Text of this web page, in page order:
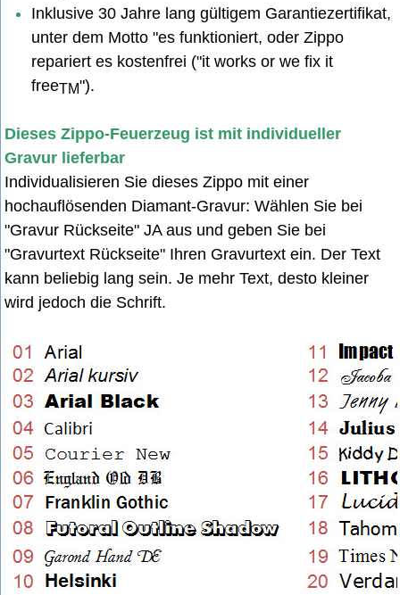
Inklusive 30 Jahre lang gültigem Garantiezertifikat,
unter dem Motto "es funktioniert, oder Zippo
repariert es kostenfrei ("it works or we fix it
freeTM").
Dieses Zippo-Feuerzeug ist mit individueller
Gravur lieferbar
Individualisieren Sie dieses Zippo mit einer
hochauflösenden Diamant-Gravur: Wählen Sie bei
"Gravur Rückseite" JA aus und geben Sie bei
"Gravurtext Rückseite" Ihren Gravurtext ein. Der Text
kann beliebig lang sein. Je mehr Text, desto kleiner
wird jedoch die Schrift.